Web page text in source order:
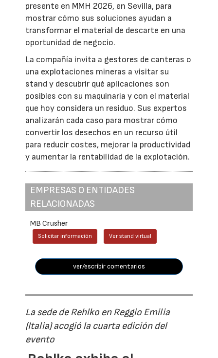
presente en MMH 2026, en Sevilla, para
mostrar cómo sus soluciones ayudan a
transformar el material de descarte en una
oportunidad de negocio.
La compañía invita a gestores de canteras o
una explotaciones mineras a visitar su
stand y descubrir qué aplicaciones son
posibles con su maquinaria y con el material
que hoy considera un residuo. Sus expertos
analizarán cada caso para mostrar cómo
convertir los desechos en un recurso útil
para reducir costes, mejorar la productividad
y aumentar la rentabilidad de la explotación.
EMPRESAS O ENTIDADES
RELACIONADAS
MB Crusher
Solicitar información Ver stand virtual
ver/escribir comentarios
La sede de Rehlko en Reggio Emilia
(Italia) acogió la cuarta edición del
evento